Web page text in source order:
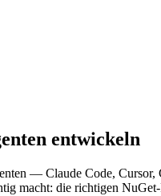
entwickeln
— Claude Code,
macht: die richtigen